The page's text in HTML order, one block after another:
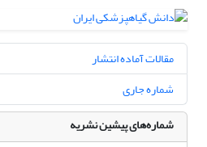
مقالات آماده انتشار
شماره جاری
شماره‌های پیشین نشریه